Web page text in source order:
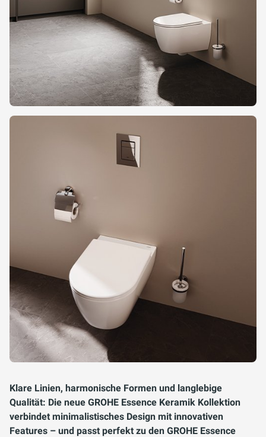
Klare Linien, harmonische Formen und langlebige
Qualität: Die neue GROHE Essence Keramik Kollektion
verbindet minimalistisches Design mit innovativen
Features – und passt perfekt zu den GROHE Essence